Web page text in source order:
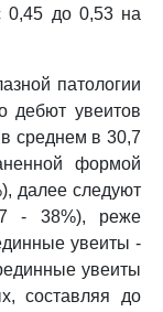
0,45 до 0,53 на
патологии
дебют увеитов
среднем в 30,7
формой
далее следуют
- 38%), реже
увеиты -
увеиты
составляя до